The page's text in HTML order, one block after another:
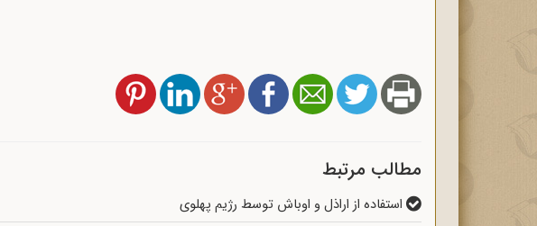
مطالب مرتبط
استفاده از اراذل و اوباش توسط رژیم پهلوی